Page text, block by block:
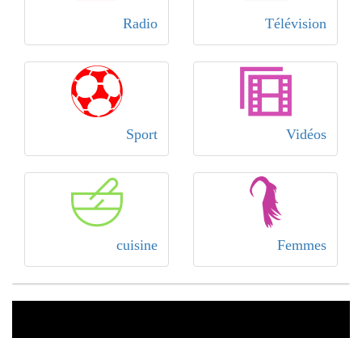
Télévision
Radio
Vidéos
Sport
Femmes
cuisine